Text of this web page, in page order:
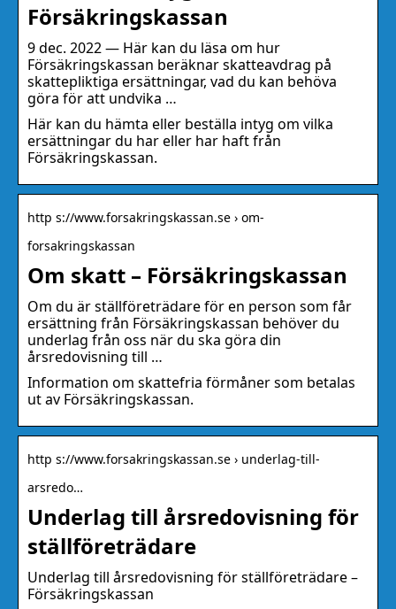
Försäkringskassan
9 dec. 2022 — Här kan du läsa om hur
Försäkringskassan beräknar skatteavdrag på
skattepliktiga ersättningar, vad du kan behöva
göra för att undvika …
Här kan du hämta eller beställa intyg om vilka
ersättningar du har eller har haft från
Försäkringskassan.
http s://www.forsakringskassan.se › om-
forsakringskassan
Om skatt – Försäkringskassan
Om du är ställföreträdare för en person som får
ersättning från Försäkringskassan behöver du
underlag från oss när du ska göra din
årsredovisning till …
Information om skattefria förmåner som betalas
ut av Försäkringskassan.
http s://www.forsakringskassan.se › underlag-till-
arsredo…
Underlag till årsredovisning för
ställföreträdare
Underlag till årsredovisning för ställföreträdare –
Försäkringskassan